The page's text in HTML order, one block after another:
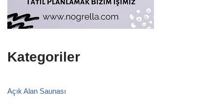
Kategoriler
Açık Alan Saunası